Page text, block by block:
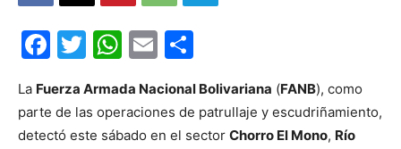
Facebook
Twitter
WhatsApp
Email
La Fuerza Armada Nacional Bolivariana (FANB), como
parte de las operaciones de patrullaje y escudriñamiento,
detectó este sábado en el sector Chorro El Mono, Río